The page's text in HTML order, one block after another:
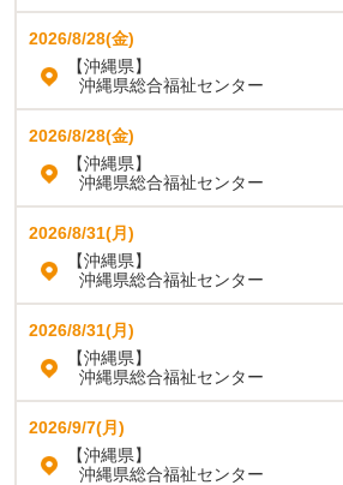
2026/8/28(金)
【沖縄県】
沖縄県総合福祉センター
2026/8/28(金)
【沖縄県】
沖縄県総合福祉センター
2026/8/31(月)
【沖縄県】
沖縄県総合福祉センター
2026/8/31(月)
【沖縄県】
沖縄県総合福祉センター
2026/9/7(月)
【沖縄県】
沖縄県総合福祉センター